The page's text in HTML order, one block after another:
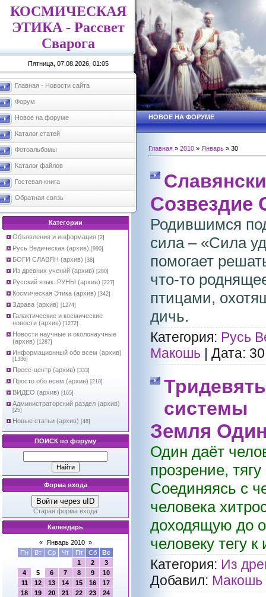
КОСМИЧЕСКАЯ
ЭТИКА - Рассвет
Сварога
Пятница, 07.08.2026, 01:05
Главная - Новости сайта
Форум
Новое на форуме
Каталог статей
Фотоальбомы
Каталог файлов
Гостевая книга
Обратная связь
Категории
Объявления и информация [2]
Русь Ведическая (архив) [990]
БОГИ СЛАВЯН (архив) [38]
Из древних учений (архив) [280]
Русский язык. РУНЫ (архив) [227]
Космическая Этика (архив) [342]
Здрава (архив) [1274]
Галактические и космические
новости (архив) [1272]
Новости научные и околонаучные
(архив) [1287]
Информационный обо всем (архив)
[1336]
Пресс-центр (архив) [333]
Просто обо всем (архив) [210]
ВИДЕО (архив) [165]
Администраторский раздел (архив)
[25]
Новые статьи (архив) [48]
ПОИСК по форуму
Форма входа
Войти через uID
Старая форма входа
Календарь
« Январь 2010 »
Пн
Вт Ср Чт Пт Сб
Вс
1
2
3
4
5 6 7 8 9
10
11
12 13 14 15 16
17
18
19 20 21 22 23
24
НОВОЕ НА ФОРУМЕ
Главная » 2010 » Январь » 30
Созвездие
Родившимся
сила – «Сила
помогает
что-то
птицами,
дичь.
Категория: Русь
Макошь
Дата:
системы
Земля
Один даёт
прозрение,
Соединяясь с
человека
доходящую до
человеку тегу
Категория: Из
Добавил: Макошь